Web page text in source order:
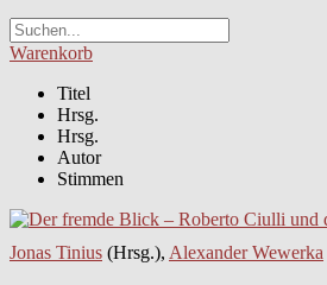
Warenkorb
Titel
Hrsg.
Hrsg.
Autor
Stimmen
Jonas Tinius (Hrsg.), Alexander Wewerka